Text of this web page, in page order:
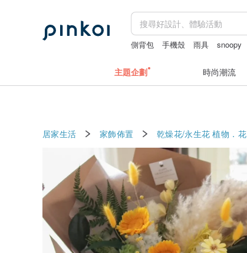
側背包 手機殼 雨具 snoopy
主題企劃 時尚潮流
居家生活 家飾佈置 乾燥花/永生花 植物．花